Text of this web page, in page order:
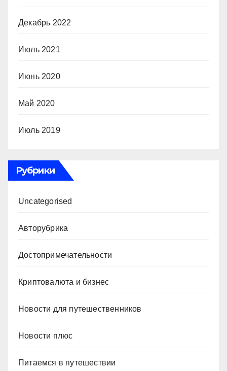
Декабрь 2022
Июль 2021
Июнь 2020
Май 2020
Июль 2019
Рубрики
Uncategorised
Авторубрика
Достопримечательности
Криптовалюта и бизнес
Новости для путешественников
Новости плюс
Питаемся в путешествии